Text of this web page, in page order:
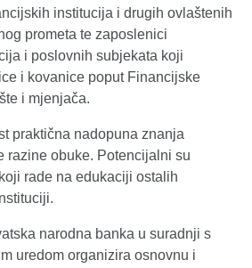
institucija i drugih ovlaštenih
prometa te zaposlenici
i poslovnih subjekata koji
i kovanice poput Financijske
i mjenjača.
praktična nadopuna znanja
razine obuke. Potencijalni su
rade na edukaciji ostalih
narodna banka u suradnji s
uredom organizira osnovnu i